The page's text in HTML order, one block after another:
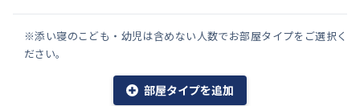
※添い寝のこども・幼児は含めない人数でお部屋タイプをご選択く
ださい。
部屋タイプを追加